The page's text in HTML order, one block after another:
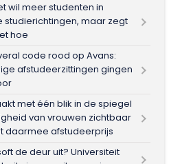
wil meer studenten in
studierichtingen, maar zegt
hoe
code rood op Avans:
afstudeerzittingen gingen
met één blik in de spiegel
van vrouwen zichtbaar
daarmee afstudeerprijs
de deur uit? Universiteit